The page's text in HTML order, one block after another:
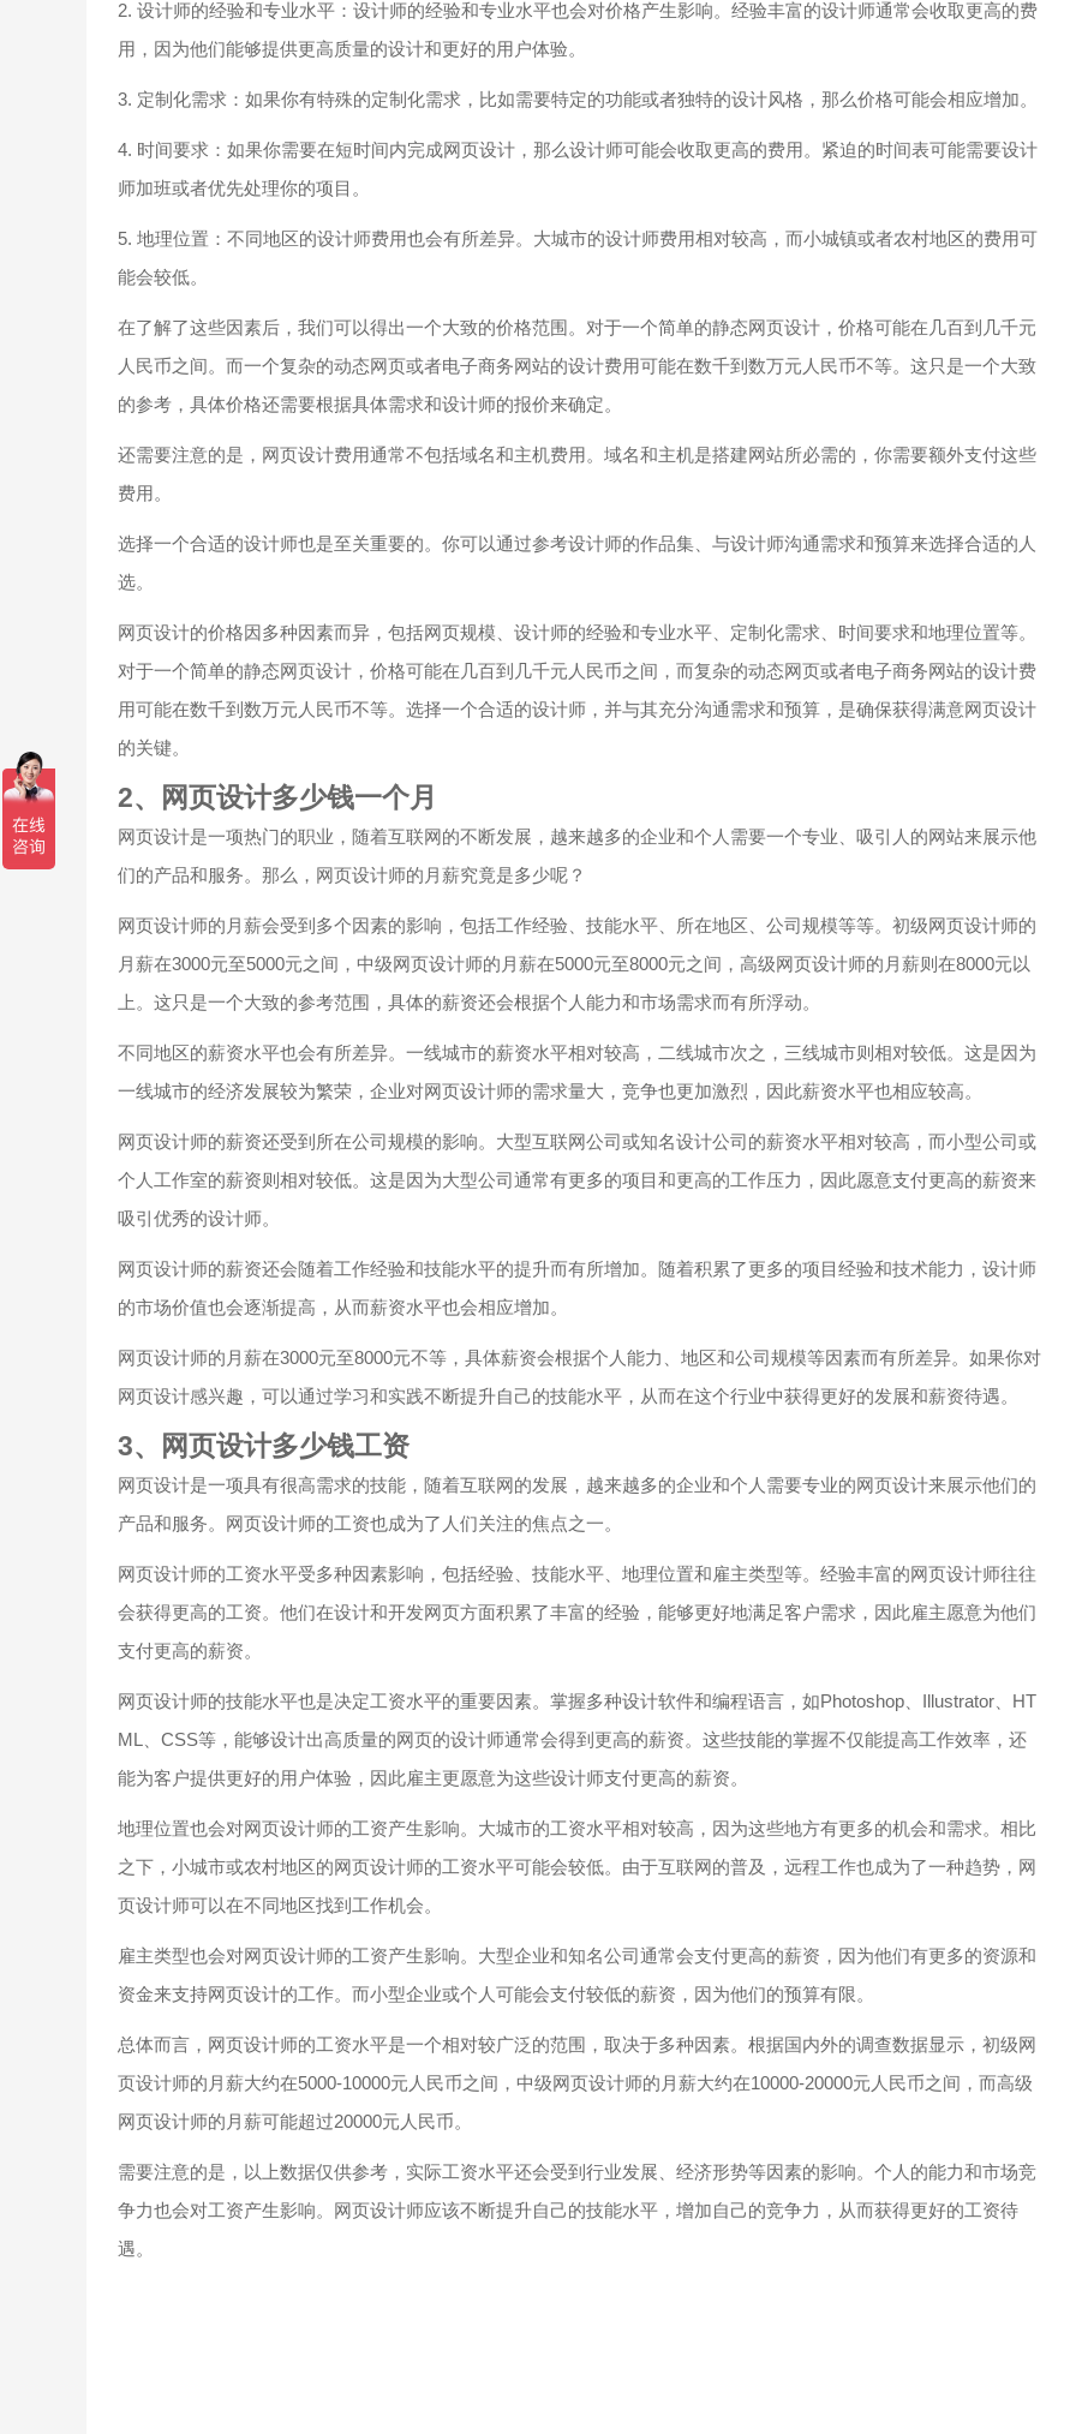
2. 设计师的经验和专业水平：设计师的经验和专业水平也会对价格产生影响。经验丰富的设计师通常会收取更高的费
用，因为他们能够提供更高质量的设计和更好的用户体验。
3. 定制化需求：如果你有特殊的定制化需求，比如需要特定的功能或者独特的设计风格，那么价格可能会相应增加。
4. 时间要求：如果你需要在短时间内完成网页设计，那么设计师可能会收取更高的费用。紧迫的时间表可能需要设计
师加班或者优先处理你的项目。
5. 地理位置：不同地区的设计师费用也会有所差异。大城市的设计师费用相对较高，而小城镇或者农村地区的费用可
能会较低。
在了解了这些因素后，我们可以得出一个大致的价格范围。对于一个简单的静态网页设计，价格可能在几百到几千元
人民币之间。而一个复杂的动态网页或者电子商务网站的设计费用可能在数千到数万元人民币不等。这只是一个大致
的参考，具体价格还需要根据具体需求和设计师的报价来确定。
还需要注意的是，网页设计费用通常不包括域名和主机费用。域名和主机是搭建网站所必需的，你需要额外支付这些
费用。
选择一个合适的设计师也是至关重要的。你可以通过参考设计师的作品集、与设计师沟通需求和预算来选择合适的人
选。
网页设计的价格因多种因素而异，包括网页规模、设计师的经验和专业水平、定制化需求、时间要求和地理位置等。
对于一个简单的静态网页设计，价格可能在几百到几千元人民币之间，而复杂的动态网页或者电子商务网站的设计费
用可能在数千到数万元人民币不等。选择一个合适的设计师，并与其充分沟通需求和预算，是确保获得满意网页设计
的关键。
2、网页设计多少钱一个月
网页设计是一项热门的职业，随着互联网的不断发展，越来越多的企业和个人需要一个专业、吸引人的网站来展示他
们的产品和服务。那么，网页设计师的月薪究竟是多少呢？
网页设计师的月薪会受到多个因素的影响，包括工作经验、技能水平、所在地区、公司规模等等。初级网页设计师的
月薪在3000元至5000元之间，中级网页设计师的月薪在5000元至8000元之间，高级网页设计师的月薪则在8000元以
上。这只是一个大致的参考范围，具体的薪资还会根据个人能力和市场需求而有所浮动。
不同地区的薪资水平也会有所差异。一线城市的薪资水平相对较高，二线城市次之，三线城市则相对较低。这是因为
一线城市的经济发展较为繁荣，企业对网页设计师的需求量大，竞争也更加激烈，因此薪资水平也相应较高。
网页设计师的薪资还受到所在公司规模的影响。大型互联网公司或知名设计公司的薪资水平相对较高，而小型公司或
个人工作室的薪资则相对较低。这是因为大型公司通常有更多的项目和更高的工作压力，因此愿意支付更高的薪资来
吸引优秀的设计师。
网页设计师的薪资还会随着工作经验和技能水平的提升而有所增加。随着积累了更多的项目经验和技术能力，设计师
的市场价值也会逐渐提高，从而薪资水平也会相应增加。
网页设计师的月薪在3000元至8000元不等，具体薪资会根据个人能力、地区和公司规模等因素而有所差异。如果你对
网页设计感兴趣，可以通过学习和实践不断提升自己的技能水平，从而在这个行业中获得更好的发展和薪资待遇。
3、网页设计多少钱工资
网页设计是一项具有很高需求的技能，随着互联网的发展，越来越多的企业和个人需要专业的网页设计来展示他们的
产品和服务。网页设计师的工资也成为了人们关注的焦点之一。
网页设计师的工资水平受多种因素影响，包括经验、技能水平、地理位置和雇主类型等。经验丰富的网页设计师往往
会获得更高的工资。他们在设计和开发网页方面积累了丰富的经验，能够更好地满足客户需求，因此雇主愿意为他们
支付更高的薪资。
网页设计师的技能水平也是决定工资水平的重要因素。掌握多种设计软件和编程语言，如Photoshop、Illustrator、HT
ML、CSS等，能够设计出高质量的网页的设计师通常会得到更高的薪资。这些技能的掌握不仅能提高工作效率，还
能为客户提供更好的用户体验，因此雇主更愿意为这些设计师支付更高的薪资。
地理位置也会对网页设计师的工资产生影响。大城市的工资水平相对较高，因为这些地方有更多的机会和需求。相比
之下，小城市或农村地区的网页设计师的工资水平可能会较低。由于互联网的普及，远程工作也成为了一种趋势，网
页设计师可以在不同地区找到工作机会。
雇主类型也会对网页设计师的工资产生影响。大型企业和知名公司通常会支付更高的薪资，因为他们有更多的资源和
资金来支持网页设计的工作。而小型企业或个人可能会支付较低的薪资，因为他们的预算有限。
总体而言，网页设计师的工资水平是一个相对较广泛的范围，取决于多种因素。根据国内外的调查数据显示，初级网
页设计师的月薪大约在5000-10000元人民币之间，中级网页设计师的月薪大约在10000-20000元人民币之间，而高级
网页设计师的月薪可能超过20000元人民币。
需要注意的是，以上数据仅供参考，实际工资水平还会受到行业发展、经济形势等因素的影响。个人的能力和市场竞
争力也会对工资产生影响。网页设计师应该不断提升自己的技能水平，增加自己的竞争力，从而获得更好的工资待
遇。